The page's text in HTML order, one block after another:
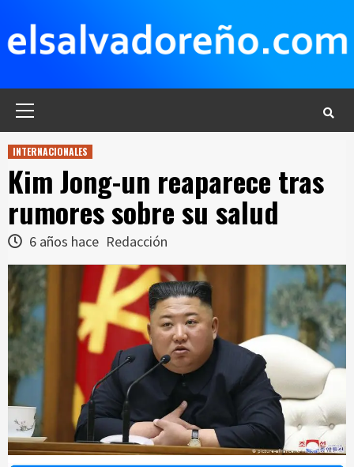
contenido
INTERNACIONALES
Kim Jong-un reaparece tras
rumores sobre su salud
6 años hace Redacción